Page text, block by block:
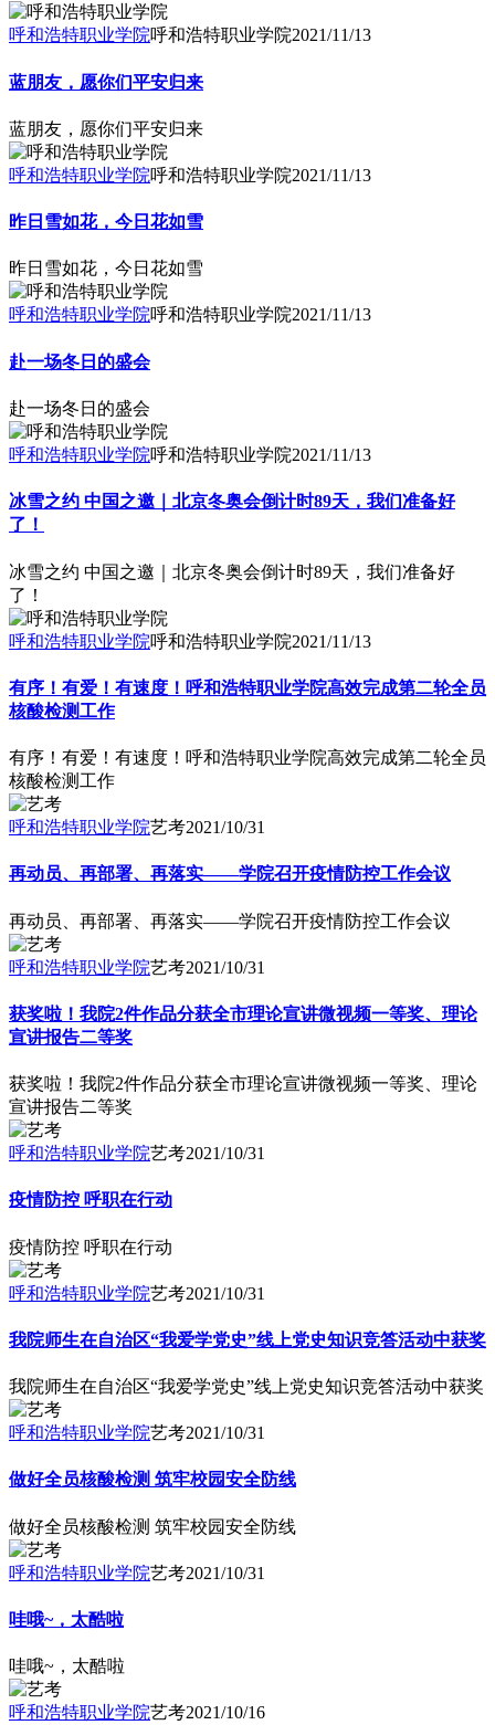
呼和浩特职业学院呼和浩特职业学院2021/11/13
蓝朋友，愿你们平安归来
蓝朋友，愿你们平安归来
呼和浩特职业学院呼和浩特职业学院2021/11/13
昨日雪如花，今日花如雪
昨日雪如花，今日花如雪
呼和浩特职业学院呼和浩特职业学院2021/11/13
赴一场冬日的盛会
赴一场冬日的盛会
呼和浩特职业学院呼和浩特职业学院2021/11/13
冰雪之约 中国之邀｜北京冬奥会倒计时89天，我们准备好
了！
冰雪之约 中国之邀｜北京冬奥会倒计时89天，我们准备好
了！
呼和浩特职业学院呼和浩特职业学院2021/11/13
有序！有爱！有速度！呼和浩特职业学院高效完成第二轮全员
核酸检测工作
有序！有爱！有速度！呼和浩特职业学院高效完成第二轮全员
核酸检测工作
呼和浩特职业学院艺考2021/10/31
再动员、再部署、再落实——学院召开疫情防控工作会议
再动员、再部署、再落实——学院召开疫情防控工作会议
呼和浩特职业学院艺考2021/10/31
获奖啦！我院2件作品分获全市理论宣讲微视频一等奖、理论
宣讲报告二等奖
获奖啦！我院2件作品分获全市理论宣讲微视频一等奖、理论
宣讲报告二等奖
呼和浩特职业学院艺考2021/10/31
疫情防控 呼职在行动
疫情防控 呼职在行动
呼和浩特职业学院艺考2021/10/31
我院师生在自治区“我爱学党史”线上党史知识竞答活动中获奖
我院师生在自治区“我爱学党史”线上党史知识竞答活动中获奖
呼和浩特职业学院艺考2021/10/31
做好全员核酸检测 筑牢校园安全防线
做好全员核酸检测 筑牢校园安全防线
呼和浩特职业学院艺考2021/10/31
哇哦~，太酷啦
哇哦~，太酷啦
呼和浩特职业学院艺考2021/10/16